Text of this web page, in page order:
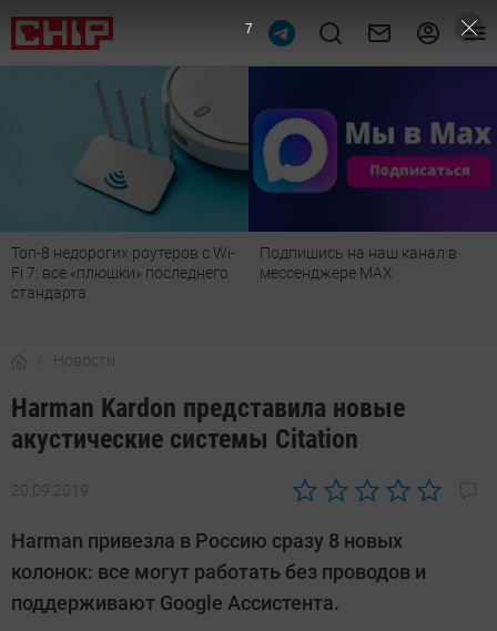
Подпишись на наш канал в
мессенджере МАХ
Рейтинг телевизоров 2026:
лучшие модели для гостиной,
Новости
Harman Kardon представила новые
акустические системы Citation
20.09.2019
Автор:
Дмитриева
Harman привезла в Россию сразу 8 новых
колонок: все могут работать без проводов и
поддерживают Google Ассистента.
6